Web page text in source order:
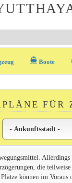
directions_boat Boote
FÜR
die
können im